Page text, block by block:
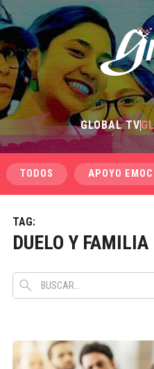
GLOBAL TV
TODOS APOYO
TAG:
DUELO Y FAMILIA